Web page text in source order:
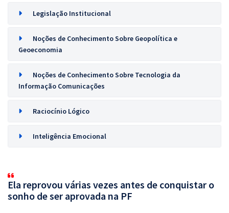
Legislação Institucional
Noções de Conhecimento Sobre Geopolítica e
Geoeconomia
Noções de Conhecimento Sobre Tecnologia da
Informação Comunicações
Raciocínio Lógico
Inteligência Emocional
Ela reprovou várias vezes antes de conquistar o
sonho de ser aprovada na PF